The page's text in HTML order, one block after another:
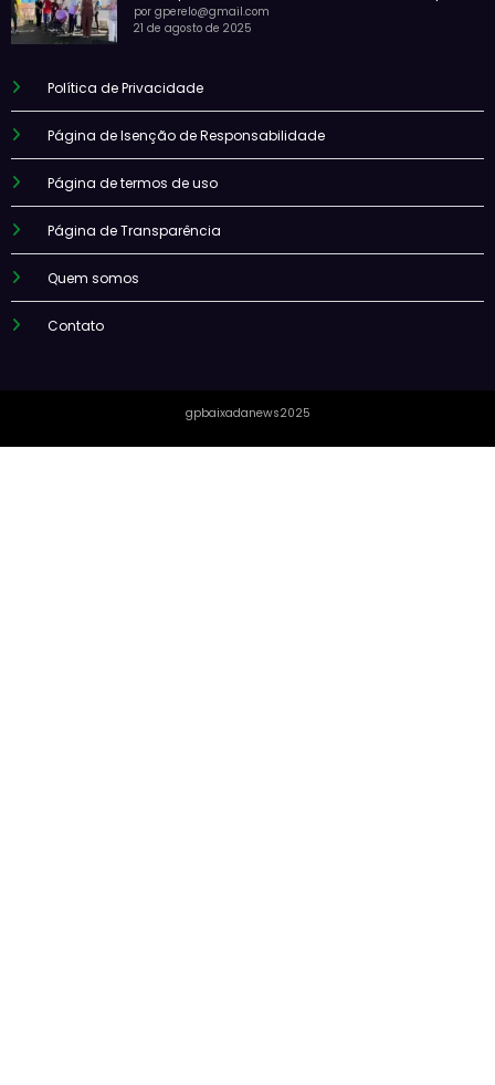
por gperelo@gmail.com
21 de agosto de 2025
Política de Privacidade
Página de Isenção de Responsabilidade
Página de termos de uso
Página de Transparência
Quem somos
Contato
gpbaixadanews2025